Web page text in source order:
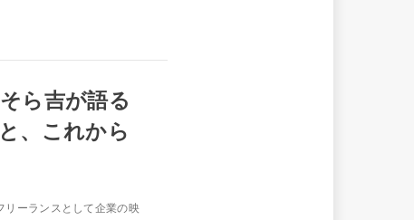
ら吉が語る
、これから
リーランスとして企業の映